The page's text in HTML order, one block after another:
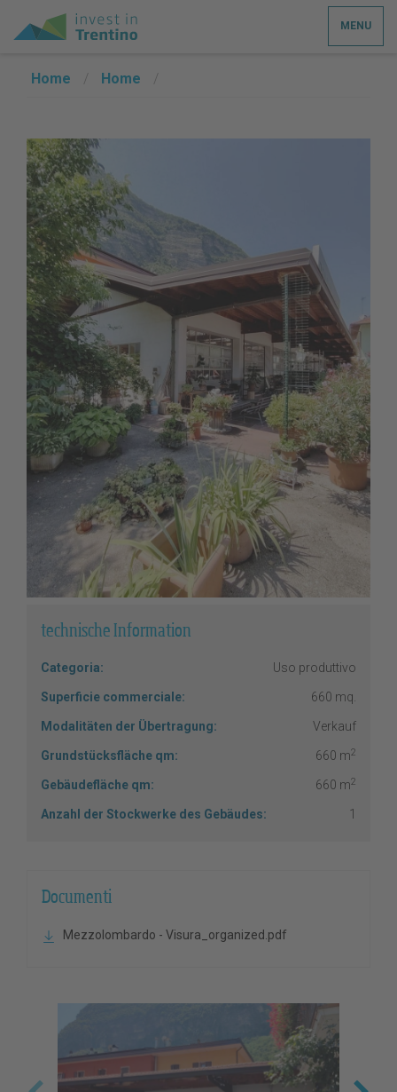
MENU
Home / Home /
technische Information
Categoria: Uso produttivo
Superficie commerciale: 660 mq.
Modalitäten der Übertragung: Verkauf
Grundstücksfläche qm: 660 m2
Gebäudefläche qm: 660 m2
Anzahl der Stockwerke des Gebäudes: 1
Documenti
Mezzolombardo - Visura_organized.pdf